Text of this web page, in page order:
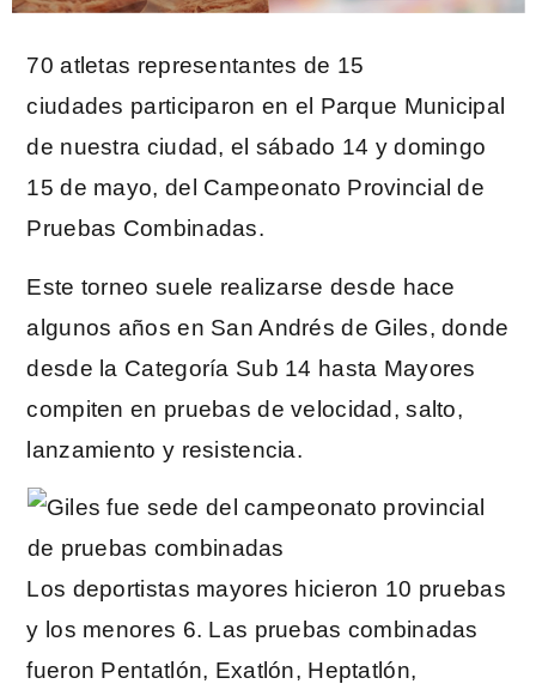
70 atletas representantes de 15
ciudades participaron en el Parque Municipal
de nuestra ciudad, el sábado 14 y domingo
15 de mayo, del Campeonato Provincial de
Pruebas Combinadas.
Este torneo suele realizarse desde hace
algunos años en San Andrés de Giles, donde
desde la Categoría Sub 14 hasta Mayores
compiten en pruebas de velocidad, salto,
lanzamiento y resistencia.
Los deportistas mayores hicieron 10 pruebas
y los menores 6. Las pruebas combinadas
fueron Pentatlón, Exatlón, Heptatlón,